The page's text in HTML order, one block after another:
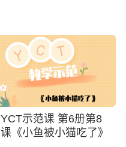
YCT示范课 第6册第8
课《小鱼被小猫吃了》